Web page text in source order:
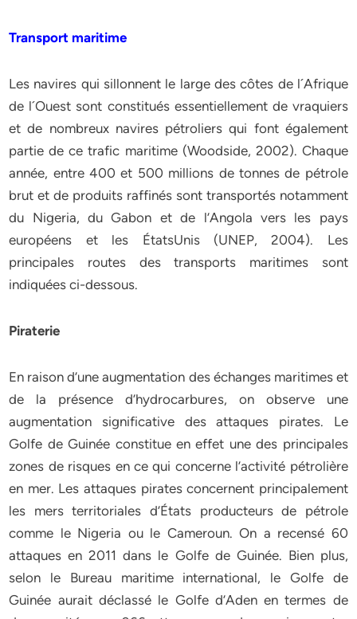
Transport maritime
Les navires qui sillonnent le large des côtes de l´Afrique
de l´Ouest sont constitués essentiellement de vraquiers
et de nombreux navires pétroliers qui font également
partie de ce trafic maritime (Woodside, 2002). Chaque
année, entre 400 et 500 millions de tonnes de pétrole
brut et de produits raffinés sont transportés notamment
du Nigeria, du Gabon et de l’Angola vers les pays
européens et les ÉtatsUnis (UNEP, 2004). Les
principales routes des transports maritimes sont
indiquées ci-dessous.
Piraterie
En raison d’une augmentation des échanges maritimes et
de la présence d’hydrocarbures, on observe une
augmentation significative des attaques pirates. Le
Golfe de Guinée constitue en effet une des principales
zones de risques en ce qui concerne l’activité pétrolière
en mer. Les attaques pirates concernent principalement
les mers territoriales d’États producteurs de pétrole
comme le Nigeria ou le Cameroun. On a recensé 60
attaques en 2011 dans le Golfe de Guinée. Bien plus,
selon le Bureau maritime international, le Golfe de
Guinée aurait déclassé le Golfe d’Aden en termes de